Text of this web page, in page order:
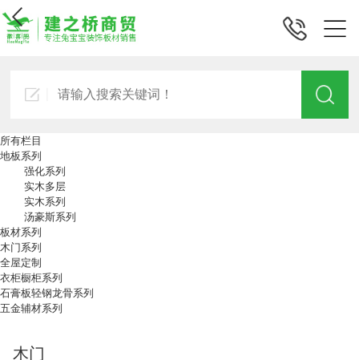
所有栏目
地板系列
强化系列
实木多层
实木系列
汤豪斯系列
板材系列
木门系列
全屋定制
衣柜橱柜系列
石膏板轻钢龙骨系列
五金辅材系列
木门